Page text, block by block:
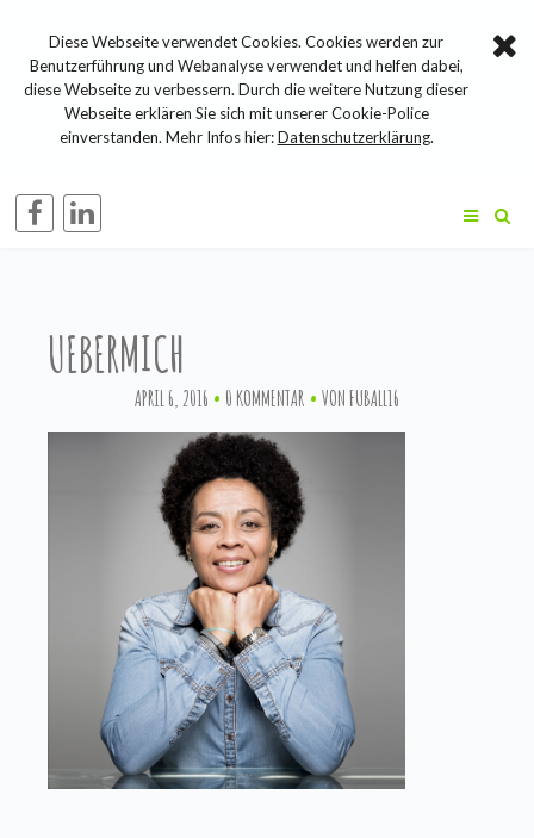
UEBERMICH
APRIL 6, 2016 0 KOMMENTAR VONFUBALL16
Diese Webseite verwendet Cookies. Cookies werden zur
Benutzerführung und Webanalyse verwendet und helfen dabei,
diese Webseite zu verbessern. Durch die weitere Nutzung dieser
Webseite erklären Sie sich mit unserer Cookie-Police
einverstanden. Mehr Infos hier:Datenschutzerklärung.